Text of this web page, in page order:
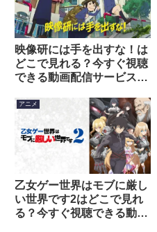
映像研には手を出すな！は
どこで見れる？今すぐ視聴
できる動画配信サービスを
アニメ
乙女ゲー世界はモブに厳し
い世界です2はどこで見れ
る？今すぐ視聴できる動画